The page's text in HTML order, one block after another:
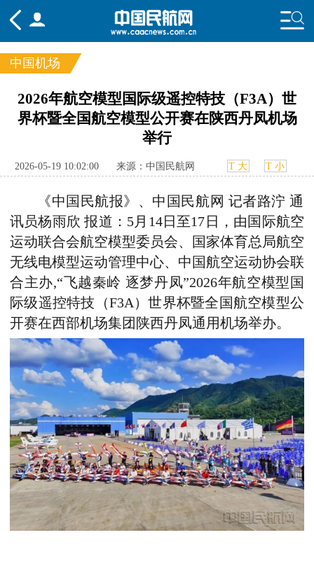
频道
头条 要闻 国内 国际
行业
中国机场
2026年航空模型国际级遥控特技（F3A）世
界杯暨全国航空模型公开赛在陕西丹凤机场
举行
2026-05-19 10:02:00 来源：中国民航网 T 大 T 小
《中国民航报》、中国民航网 记者路泞 通
讯员杨雨欣 报道：5月14日至17日，由国际航空
运动联合会航空模型委员会、国家体育总局航空
无线电模型运动管理中心、中国航空运动协会联
合主办,“飞越秦岭 逐梦丹凤”2026年航空模型国
际级遥控特技（F3A）世界杯暨全国航空模型公
开赛在西部机场集团陕西丹凤通用机场举办。